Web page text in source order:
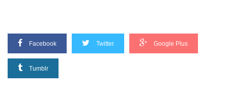
Facebook Twitter Google Plus
Tumblr